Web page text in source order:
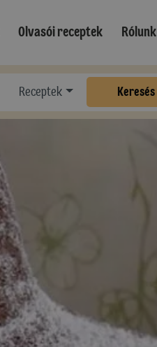
Olvasói receptek Rólunk
Receptek Keresés